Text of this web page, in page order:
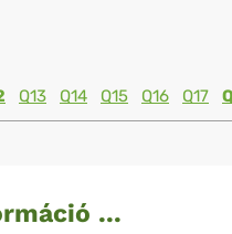
Q13 Q14 Q15 Q16 Q17
...